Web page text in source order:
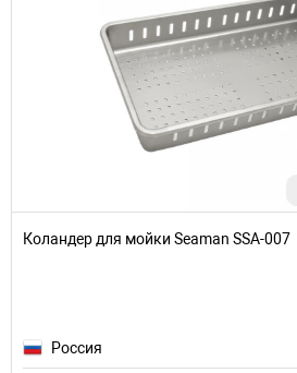
Коландер для мойки Seaman SSA-007
Россия